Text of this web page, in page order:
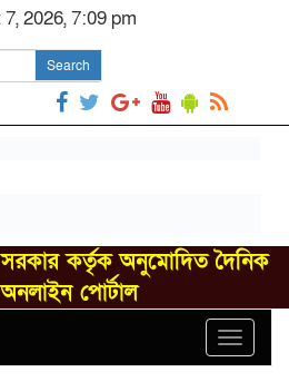
2026, 7:09 pm
Search
সরকার কর্তৃক অনুমোদিত দৈনিক
অনলাইন পোর্টাল
Toggle